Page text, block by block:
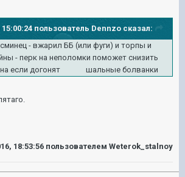
15:00:24 пользователь Dennzo сказал:
- вжарил ББ (или фуги) и торпы и
- перк на неполомки поможет снизить
если догонят шальные болванки
18:53:56 пользователем Weterok_stalnoy